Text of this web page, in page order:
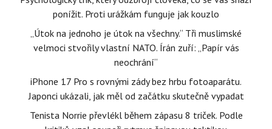
ponížit. Proti urážkám funguje jak kouzlo
„Útok na jednoho je útok na všechny.“ Tři muslimské
velmoci stvořily vlastní NATO. Írán zuří: „Papír vás
neochrání“
iPhone 17 Pro s rovnými zády bez hrbu fotoaparátu.
Japonci ukázali, jak měl od začátku skutečně vypadat
Tenista Norrie převlékl během zápasu 8 triček. Podle